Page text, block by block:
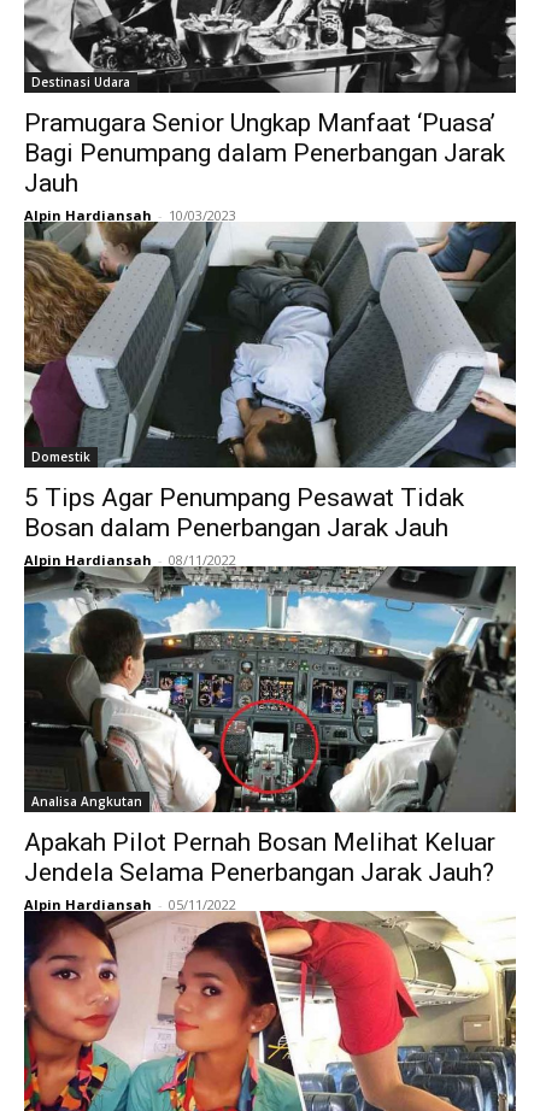
Destinasi Udara
Pramugara Senior Ungkap Manfaat ‘Puasa’
Bagi Penumpang dalam Penerbangan Jarak
Jauh
Alpin Hardiansah - 10/03/2023
Domestik
5 Tips Agar Penumpang Pesawat Tidak
Bosan dalam Penerbangan Jarak Jauh
Alpin Hardiansah - 08/11/2022
Analisa Angkutan
Apakah Pilot Pernah Bosan Melihat Keluar
Jendela Selama Penerbangan Jarak Jauh?
Alpin Hardiansah - 05/11/2022